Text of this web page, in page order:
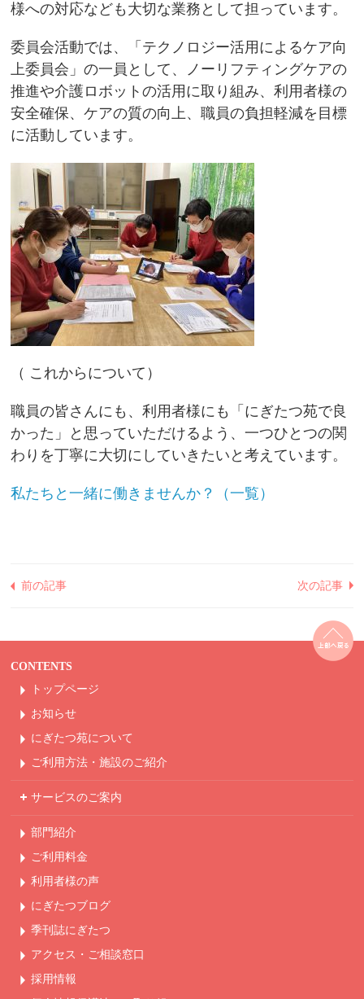
様への対応なども大切な業務として担っています。
委員会活動では、「テクノロジー活用によるケア向
上委員会」の一員として、ノーリフティングケアの
推進や介護ロボットの活用に取り組み、利用者様の
安全確保、ケアの質の向上、職員の負担軽減を目標
に活動しています。
（ これからについて）
職員の皆さんにも、利用者様にも「にぎたつ苑で良
かった」と思っていただけるよう、一つひとつの関
わりを丁寧に大切にしていきたいと考えています。
私たちと一緒に働きませんか？（一覧）
前の記事 次の記事
CONTENTS
トップページ
お知らせ
にぎたつ苑について
ご利用方法・ 施設のご紹介
サービスのご案内
部門紹介
ご利用料金
利用者様の声
にぎたつブログ
季刊誌にぎたつ
アクセス・ご相談窓口
採用情報